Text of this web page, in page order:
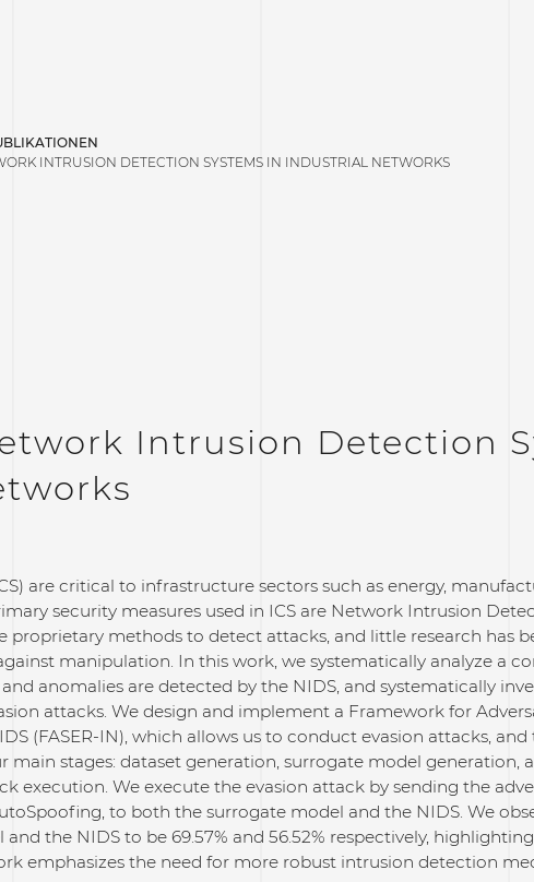
INTRUSION DETECTION SYSTEMS IN INDUSTRIAL NETWORKS
Intrusion Detection
are critical to infrastructure sectors such as energy,
security measures used in ICS are Network Intrusion
proprietary methods to detect attacks, and little research has
manipulation. In this work, we systematically analyze a
anomalies are detected by the NIDS, and systematically
attacks. We design and implement a Framework for
(FASER-IN), which allows us to conduct evasion attacks,
main stages: dataset generation, surrogate model generation,
execution. We execute the evasion attack by sending the
to both the surrogate model and the NIDS. We
the NIDS to be 69.57% and 56.52% respectively,
emphasizes the need for more robust intrusion detection